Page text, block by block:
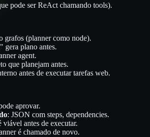
pode ser ReAct chamando tools).
grafos (planner como node).
gera plano antes.
agent.
que planejam antes.
antes de executar tarefas web.
aprovar.
: JSON com steps, dependencies.
viável antes de executar.
é chamado de novo.